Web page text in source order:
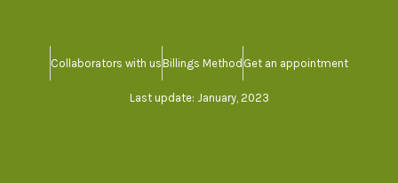
Get an appointment
Billings Method
Collaborators with us
Last update: January, 2023